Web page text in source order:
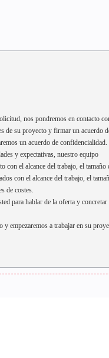
nos pondremos en contacto
de su proyecto y firmar un acuerdo
un acuerdo de confidencialidad.
y expectativas, nuestro equipo
con el alcance del trabajo, el tamaño
con el alcance del trabajo, el
de costes.
para hablar de la oferta y concretar
empezaremos a trabajar en su